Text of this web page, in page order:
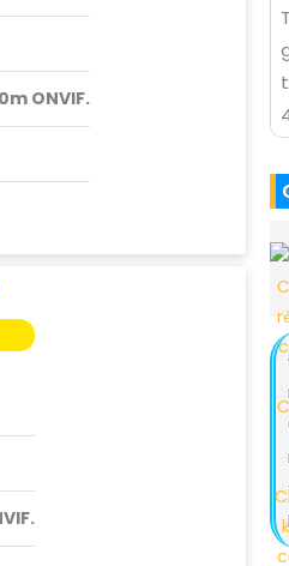
ONVIF.